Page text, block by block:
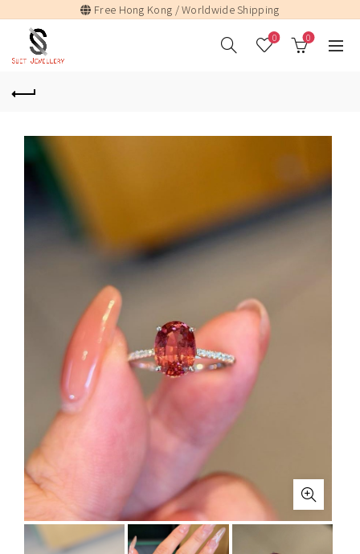
Free Hong Kong / Worldwide Shipping
0 0